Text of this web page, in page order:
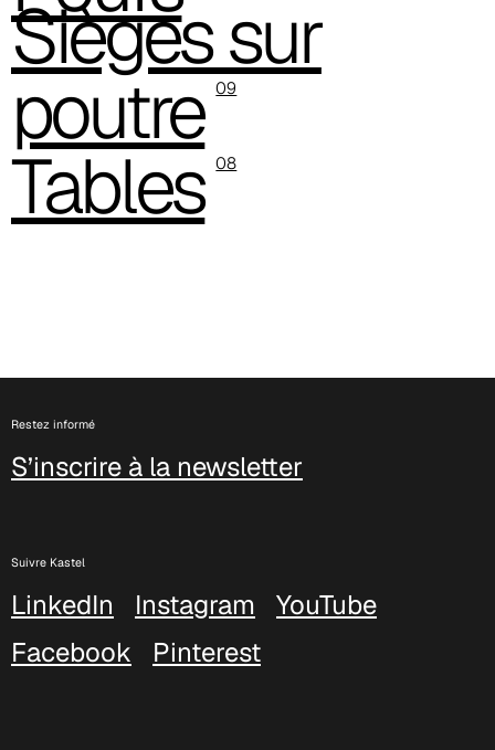
Sièges sur
poutre 09
Tables 08
Restez informé
S’inscrire à la newsletter
Suivre Kastel
LinkedIn Instagram
YouTube
Facebook
Pinterest